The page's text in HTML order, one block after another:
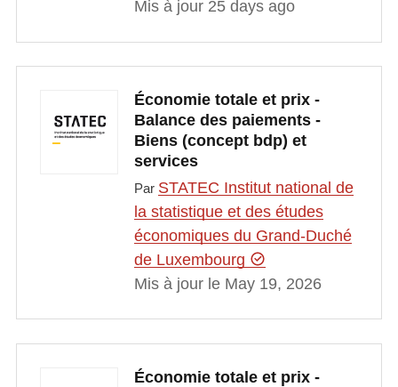
Mis à jour 25 days ago
Économie totale et prix -
Balance des paiements -
Biens (concept bdp) et
services
Par STATEC Institut national de
la statistique et des études
économiques du Grand-Duché
de Luxembourg
Mis à jour le May 19, 2026
Économie totale et prix -